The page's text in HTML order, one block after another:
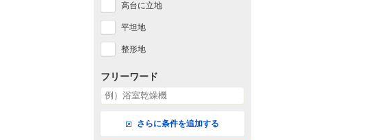
高台に立地
平坦地
整形地
フリーワード
さらに条件を追加する